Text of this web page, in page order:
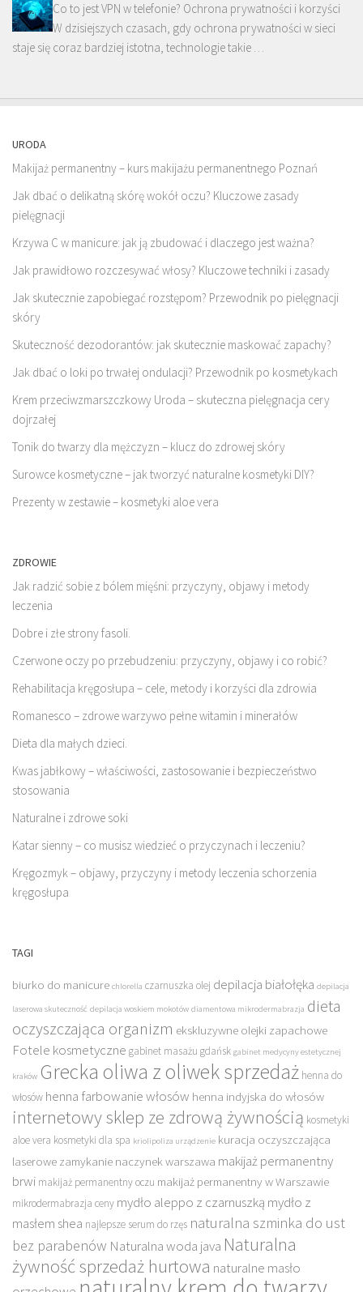
Co to jest VPN w telefonie? Ochrona prywatności i korzyści
W dzisiejszych czasach, gdy ochrona prywatności w sieci
staje się coraz bardziej istotna, technologie takie …
URODA
Makijaż permanentny – kurs makijażu permanentnego Poznań
Jak dbać o delikatną skórę wokół oczu? Kluczowe zasady
pielęgnacji
Krzywa C w manicure: jak ją zbudować i dlaczego jest ważna?
Jak prawidłowo rozczesywać włosy? Kluczowe techniki i zasady
Jak skutecznie zapobiegać rozstępom? Przewodnik po pielęgnacji
skóry
Skuteczność dezodorantów: jak skutecznie maskować zapachy?
Jak dbać o loki po trwałej ondulacji? Przewodnik po kosmetykach
Krem przeciwzmarszczkowy Uroda – skuteczna pielęgnacja cery
dojrzałej
Tonik do twarzy dla mężczyzn – klucz do zdrowej skóry
Surowce kosmetyczne – jak tworzyć naturalne kosmetyki DIY?
Prezenty w zestawie – kosmetyki aloe vera
ZDROWIE
Jak radzić sobie z bólem mięśni: przyczyny, objawy i metody
leczenia
Dobre i złe strony fasoli.
Czerwone oczy po przebudzeniu: przyczyny, objawy i co robić?
Rehabilitacja kręgosłupa – cele, metody i korzyści dla zdrowia
Romanesco – zdrowe warzywo pełne witamin i minerałów
Dieta dla małych dzieci.
Kwas jabłkowy – właściwości, zastosowanie i bezpieczeństwo
stosowania
Naturalne i zdrowe soki
Katar sienny – co musisz wiedzieć o przyczynach i leczeniu?
Kręgozmyk – objawy, przyczyny i metody leczenia schorzenia
kręgosłupa
TAGI
biurko do manicure chlorella czarnuszka olej depilacja białołęka depilacja
laserowa skuteczność depilacja woskiem mokotów diamentowa mikrodermabrazja dieta
oczyszczająca organizm ekskluzywne olejki zapachowe
Fotele kosmetyczne gabinet masażu gdańsk gabinet medycyny estetycznej
kraków Grecka oliwa z oliwek sprzedaż henna do
włosów henna farbowanie włosów henna indyjska do włosów
internetowy sklep ze zdrową żywnością kosmetyki
aloe vera kosmetyki dla spa kriolipoliza urządzenie kuracja oczyszczająca
laserowe zamykanie naczynek warszawa makijaż permanentny
brwi makijaż permanentny oczu makijaż permanentny w Warszawie
mikrodermabrazja ceny mydło aleppo z czarnuszką mydło z
masłem shea najlepsze serum do rzęs naturalna szminka do ust
bez parabenów Naturalna woda java Naturalna
żywność sprzedaż hurtowa naturalne masło